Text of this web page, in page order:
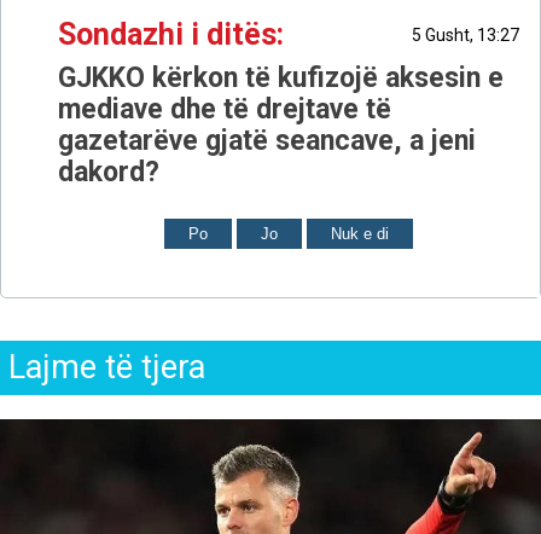
Sondazhi i ditës: 5 Gusht, 13:27
GJKKO kërkon të kufizojë aksesin e
mediave dhe të drejtave të
gazetarëve gjatë seancave, a jeni
dakord?
Po Jo Nuk e di
Lajme të tjera